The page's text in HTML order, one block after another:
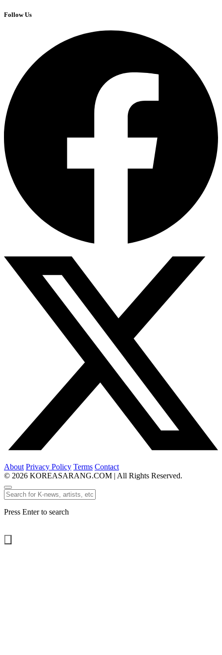
Follow Us
About Privacy Policy Terms Contact
© 2026 KOREASARANG.COM | All Rights Reserved.
Press Enter to search